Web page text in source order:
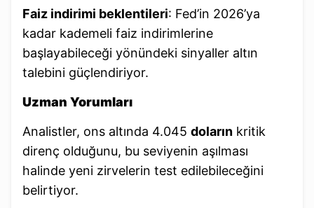
Faiz indirimi beklentileri: Fed’in 2026’ya
kadar kademeli faiz indirimlerine
başlayabileceği yönündeki sinyaller altın
talebini güçlendiriyor.
Uzman Yorumları
Analistler, ons altında 4.045 doların kritik
direnç olduğunu, bu seviyenin aşılması
halinde yeni zirvelerin test edilebileceğini
belirtiyor.